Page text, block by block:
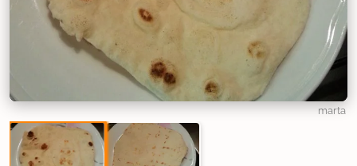
marta